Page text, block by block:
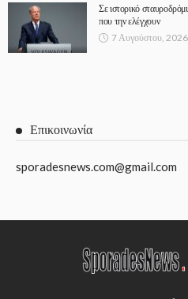
Σε ιστορικό
που την ελέγχουν
7 Αυγούστου, 2026
Επικοινωνία
sporadesnews.com@gmail.com